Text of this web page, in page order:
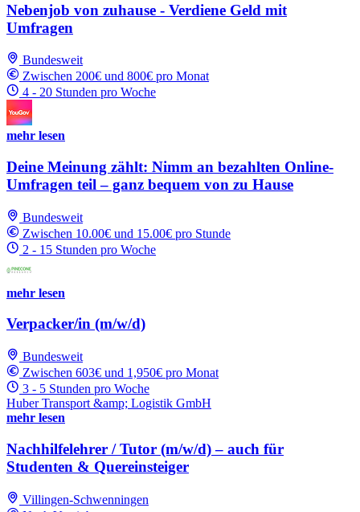
Nebenjob von zuhause - Verdiene Geld mit
Umfragen
Bundesweit
Zwischen 200€ und 800€ pro Monat
4 - 20 Stunden pro Woche
mehr lesen
Deine Meinung zählt: Nimm an bezahlten Online-
Umfragen teil – ganz bequem von zu Hause
Bundesweit
Zwischen 10.00€ und 15.00€ pro Stunde
2 - 15 Stunden pro Woche
mehr lesen
Verpacker/in (m/w/d)
Bundesweit
Zwischen 603€ und 1,950€ pro Monat
3 - 5 Stunden pro Woche
Huber Transport &amp; Logistik GmbH
mehr lesen
Nachhilfelehrer / Tutor (m/w/d) – auch für
Studenten & Quereinsteiger
Villingen-Schwenningen